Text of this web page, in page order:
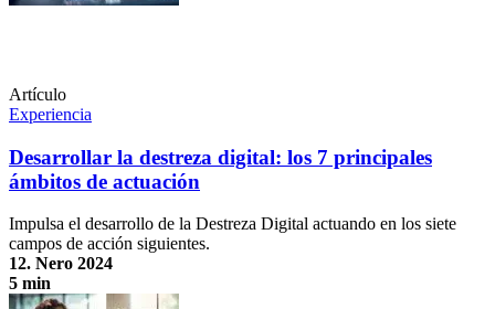
Artículo
Experiencia
Desarrollar la destreza digital: los 7 principales
ámbitos de actuación
Impulsa el desarrollo de la Destreza Digital actuando en los siete
campos de acción siguientes.
12. Nero 2024
5 min
Desarrollar la destreza digital: los 7 principales ámbitos de actuación